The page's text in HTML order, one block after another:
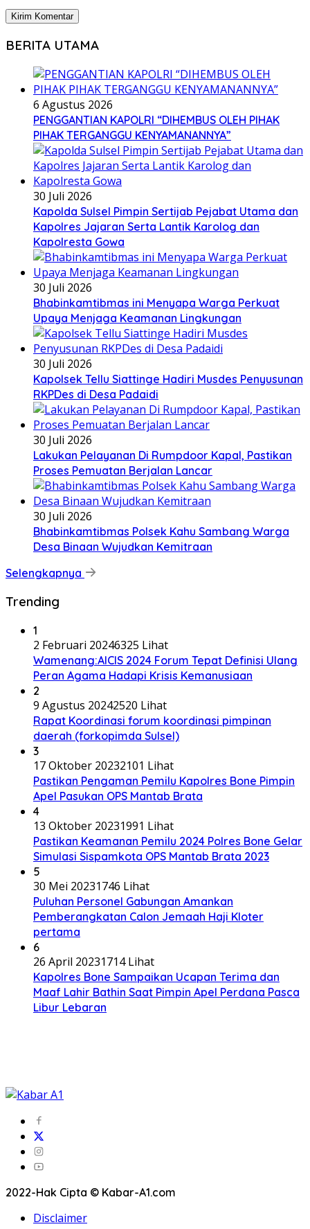
BERITA UTAMA
6 Agustus 2026
PENGGANTIAN KAPOLRI “DIHEMBUS OLEH PIHAK
PIHAK TERGANGGU KENYAMANANNYA”
30 Juli 2026
Kapolda Sulsel Pimpin Sertijab Pejabat Utama dan
Kapolres Jajaran Serta Lantik Karolog dan
Kapolresta Gowa
30 Juli 2026
Bhabinkamtibmas ini Menyapa Warga Perkuat
Upaya Menjaga Keamanan Lingkungan
30 Juli 2026
Kapolsek Tellu Siattinge Hadiri Musdes Penyusunan
RKPDes di Desa Padaidi
30 Juli 2026
Lakukan Pelayanan Di Rumpdoor Kapal, Pastikan
Proses Pemuatan Berjalan Lancar
30 Juli 2026
Bhabinkamtibmas Polsek Kahu Sambang Warga
Desa Binaan Wujudkan Kemitraan
Selengkapnya
Trending
1
2 Februari 20246325 Lihat
Wamenang:AICIS 2024 Forum Tepat Definisi Ulang
Peran Agama Hadapi Krisis Kemanusiaan
2
9 Agustus 20242520 Lihat
Rapat Koordinasi forum koordinasi pimpinan
daerah (forkopimda Sulsel)
3
17 Oktober 20232101 Lihat
Pastikan Pengaman Pemilu Kapolres Bone Pimpin
Apel Pasukan OPS Mantab Brata
4
13 Oktober 20231991 Lihat
Pastikan Keamanan Pemilu 2024 Polres Bone Gelar
Simulasi Sispamkota OPS Mantab Brata 2023
5
30 Mei 20231746 Lihat
Puluhan Personel Gabungan Amankan
Pemberangkatan Calon Jemaah Haji Kloter
pertama
6
26 April 20231714 Lihat
Kapolres Bone Sampaikan Ucapan Terima dan
Maaf Lahir Bathin Saat Pimpin Apel Perdana Pasca
Libur Lebaran
2022-Hak Cipta © Kabar-A1.com
Disclaimer